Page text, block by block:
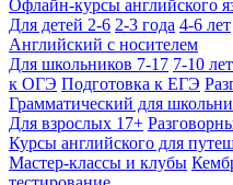
Офлайн-курсы английского
Для детей 2-6 2-3 года 4-6 лет
Английский с носителем
Для школьников 7-17 7-10 лет
к ОГЭ Подготовка к ЕГЭ
Грамматический для
Для взрослых 17+
Курсы английского для
Мастер-классы и клубы